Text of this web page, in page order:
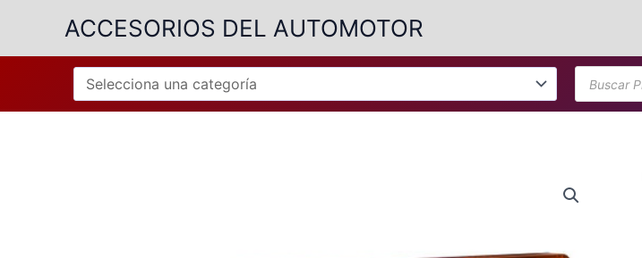
contenido
ACCESORIOS DEL AUTOMOTOR
Búsqueda
de
productos